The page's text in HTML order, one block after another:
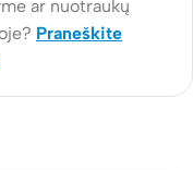
ar nuotraukų
Praneškite